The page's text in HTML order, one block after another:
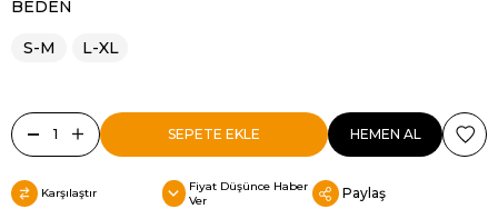
BEDEN
S-M L-XL
Karşılaştır
Fiyat Düşünce Haber
Ver
Paylaş